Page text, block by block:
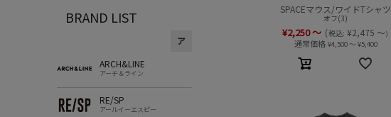
BRAND LIST
ア
ARCH&LINE
アーチ＆ライン
RE/SP
アールイーエスピー
SPACEマウス/ワイドTシャツ
オフ(3)
¥2,250～ (税込: ¥2,475 ～)
通常価格 ¥4,500～ ¥5,400